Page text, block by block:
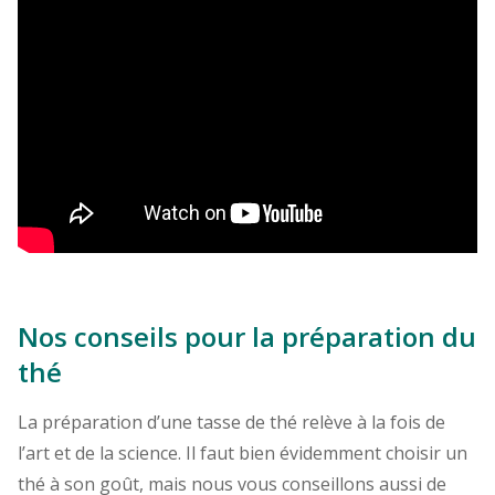
Nos conseils pour la préparation du
thé
La préparation d’une tasse de thé relève à la fois de
l’art et de la science. Il faut bien évidemment choisir un
thé à son goût, mais nous vous conseillons aussi de